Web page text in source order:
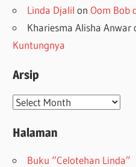
Linda Djalil onOom Bob
Khariesma Alisha Anwar
Kuntungnya
Arsip
Arsip
Halaman
Buku “Celotehan Linda”